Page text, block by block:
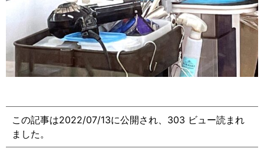
この記事は2022/07/13に公開され、303 ビュー読まれ
ました。